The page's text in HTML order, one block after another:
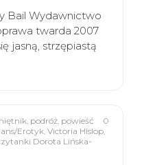
Bail Wydawnictwo
twarda 2007
jasną, strzępiastą
0
podróż powieść
Erotyk Victoria Hislop
Dorota Lińska-